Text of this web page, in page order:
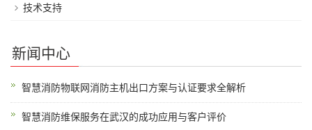
技术支持
新闻中心
智慧消防物联网消防主机出口方案与认证要求全解析
智慧消防维保服务在武汉的成功应用与客户评价